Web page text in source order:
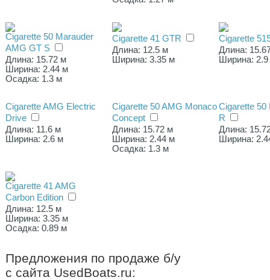
Cigarette 50 Marauder
AMG GT S
Длина: 15.72 м
Ширина: 2.44 м
Осадка: 1.3 м
Cigarette 41 GTR
Длина: 12.5 м
Ширина: 3.35 м
Cigarette
Длина:
Ширина:
Cigarette AMG Electric
Drive
Длина: 11.6 м
Ширина: 2.6 м
Cigarette 50 AMG Monaco
Concept
Длина: 15.72 м
Ширина: 2.44 м
Осадка: 1.3 м
Cigarette 50
R
Длина:
Ширина:
Cigarette 41 AMG
Carbon Edition
Длина: 12.5 м
Ширина: 3.35 м
Осадка: 0.89 м
Предложения по продаже б/у
с сайта UsedBoats.ru: